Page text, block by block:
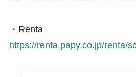
・Renta
https://renta.papy.co.jp/renta/